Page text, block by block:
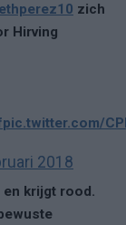
zich
Hirving
pic.twitter.com/
2018
krijgt rood.